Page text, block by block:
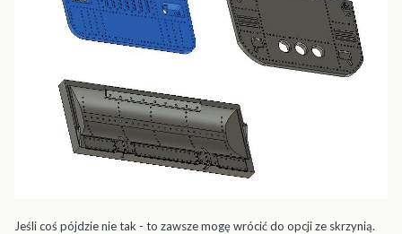
Jeśli coś pójdzie nie tak - to zawsze mogę wrócić do opcji ze skrzynią.